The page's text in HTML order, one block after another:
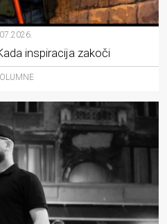
inspiracija zakoči